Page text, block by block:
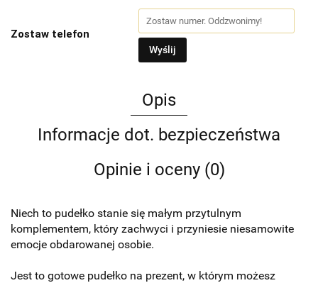
Zostaw telefon
Wyślij
Opis
Informacje dot. bezpieczeństwa
Opinie i oceny (0)
Niech to pudełko stanie się małym przytulnym
komplementem, który zachwyci i przyniesie niesamowite
emocje obdarowanej osobie.
Jest to gotowe pudełko na prezent, w którym możesz